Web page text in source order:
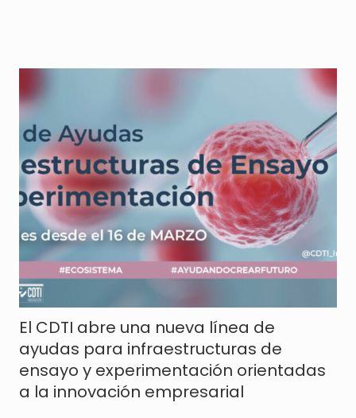
El CDTI abre una nueva línea de
ayudas para infraestructuras de
ensayo y experimentación orientadas
a la innovación empresarial